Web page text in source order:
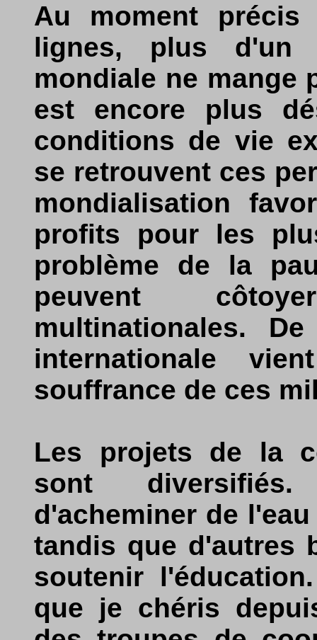
Au moment
lignes, plus d'un
mondiale ne mange
est encore plus
conditions de vie
se retrouvent ces
mondialisation
profits pour les
problème de la
peuvent
multinationales.
internationale
souffrance de ces
Les projets de la
sont
d'acheminer de
tandis que d'autres
soutenir
que je chéris